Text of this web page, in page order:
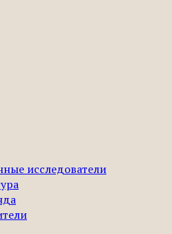
исследователи